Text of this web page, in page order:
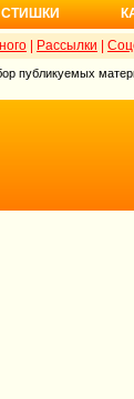
СТИШКИ
Рассылки
публикуемых